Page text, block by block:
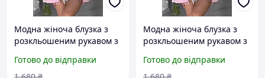
Модна жіноча блузка з
розкльошеним рукавом з
красива легка літня
Готово до відправки
Модна жіноча блузка з
розкльошеним рукавом з
красива легка літня
Готово до відправки